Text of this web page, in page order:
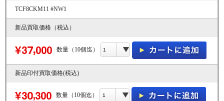
TCF8CKM11 #NW1
新品買取価格（税込）
数量（10個迄）
新品印付買取価格(税込)
数量（10個迄）